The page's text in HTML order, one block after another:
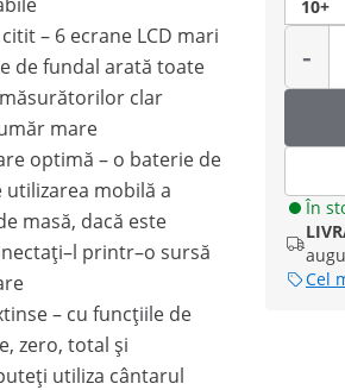
10+
-
În
Cel
– 6 ecrane LCD mari
de fundal arată toate
clar
mare
optimă – o baterie de
utilizarea mobilă a
masă, dacă este
printr–o sursă
– cu funcțiile de
zero, total și
utiliza cântarul